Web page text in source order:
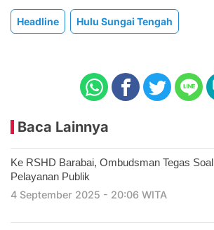
Headline Hulu Sungai Tengah
Baca Lainnya
Ke RSHD Barabai, Ombudsman Tegas Soal
Pelayanan Publik
4 September 2025 - 20:06 WITA